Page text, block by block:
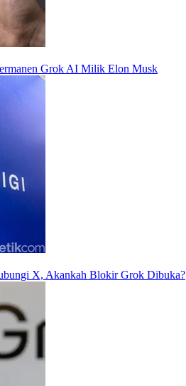
Grok AI Milik Elon Musk
X, Akankah Blokir Grok Dibuka?